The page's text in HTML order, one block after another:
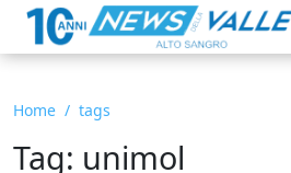
Home tags
Tag: unimol